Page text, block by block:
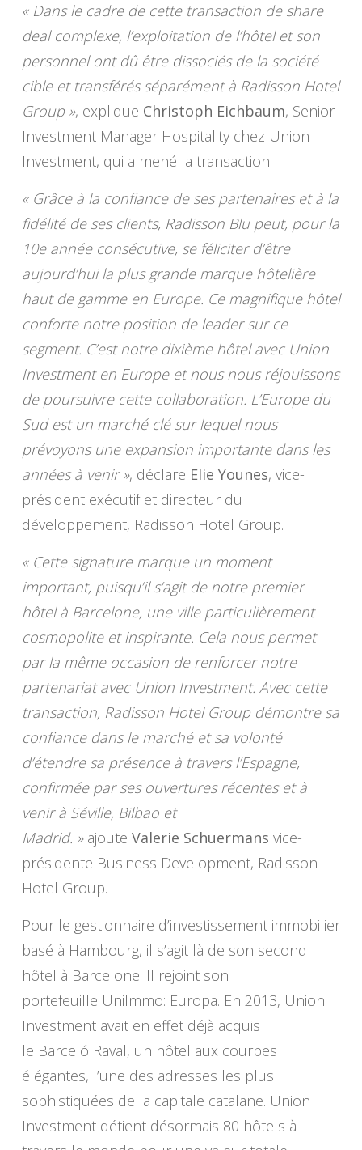
« Dans le cadre de cette transaction de share
deal complexe, l’exploitation de l’hôtel et son
personnel ont dû être dissociés de la société
cible et transférés séparément à Radisson Hotel
Group », explique Christoph Eichbaum, Senior
Investment Manager Hospitality chez Union
Investment, qui a mené la transaction.
« Grâce à la confiance de ses partenaires et à la
fidélité de ses clients, Radisson Blu peut, pour la
10e année consécutive, se féliciter d’être
aujourd’hui la plus grande marque hôtelière
haut de gamme en Europe. Ce magnifique hôtel
conforte notre position de leader sur ce
segment. C’est notre dixième hôtel avec Union
Investment en Europe et nous nous réjouissons
de poursuivre cette collaboration. L’Europe du
Sud est un marché clé sur lequel nous
prévoyons une expansion importante dans les
années à venir », déclare Elie Younes, vice-
président exécutif et directeur du
développement, Radisson Hotel Group.
« Cette signature marque un moment
important, puisqu’il s’agit de notre premier
hôtel à Barcelone, une ville particulièrement
cosmopolite et inspirante. Cela nous permet
par la même occasion de renforcer notre
partenariat avec Union Investment. Avec cette
transaction, Radisson Hotel Group démontre sa
confiance dans le marché et sa volonté
d’étendre sa présence à travers l’Espagne,
confirmée par ses ouvertures récentes et à
venir à Séville, Bilbao et
Madrid. »ajoute Valerie Schuermans vice-
présidente Business Development, Radisson
Hotel Group.
Pour le gestionnaire d’investissement immobilier
basé à Hambourg, il s’agit là de son second
hôtel à Barcelone. Il rejoint son
portefeuille UniImmo: Europa. En 2013, Union
Investment avait en effet déjà acquis
le Barceló Raval, un hôtel aux courbes
élégantes, l’une des adresses les plus
sophistiquées de la capitale catalane. Union
Investment détient désormais 80 hôtels à